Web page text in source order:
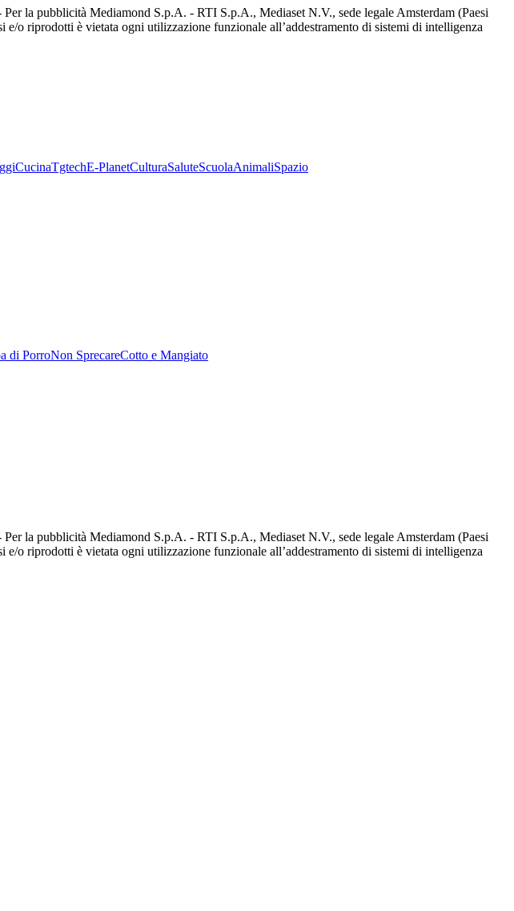
la pubblicità Mediamond S.p.A. - RTI S.p.A., Mediaset N.V., sede legale Amsterdam (Paesi
e/o riprodotti è vietata ogni utilizzazione funzionale all’addestramento di sistemi di intelligenza
CucinaTgtechE-PlanetCulturaSaluteScuolaAnimaliSpazio
di PorroNon SprecareCotto e Mangiato
la pubblicità Mediamond S.p.A. - RTI S.p.A., Mediaset N.V., sede legale Amsterdam (Paesi
e/o riprodotti è vietata ogni utilizzazione funzionale all’addestramento di sistemi di intelligenza